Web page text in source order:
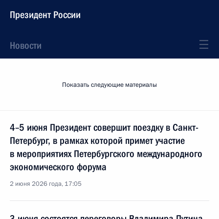
Президент России
Новости
Показать следующие материалы
4–5 июня Президент совершит поездку в Санкт-
Петербург, в рамках которой примет участие
в мероприятиях Петербургского международного
экономического форума
2 июня 2026 года, 17:05